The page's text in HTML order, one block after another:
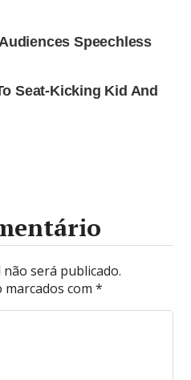
será publicado.
marcados com*